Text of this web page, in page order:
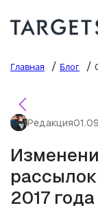
Главная / Блог /
Редакция
2017 года